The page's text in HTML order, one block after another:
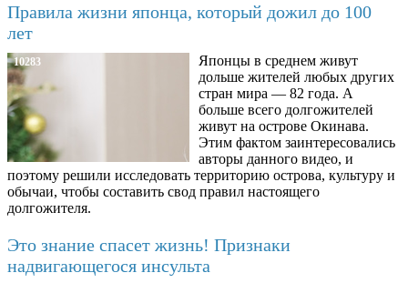
Правила жизни японца, который дожил до 100
лет
10283
Японцы в среднем живут
дольше жителей любых других
стран мира — 82 года. А
больше всего долгожителей
живут на острове Окинава.
Этим фактом заинтересовались
авторы данного видео, и
поэтому решили исследовать территорию острова, культуру и
обычаи, чтобы составить свод правил настоящего
долгожителя.
Это знание спасет жизнь! Признаки
надвигающегося инсульта